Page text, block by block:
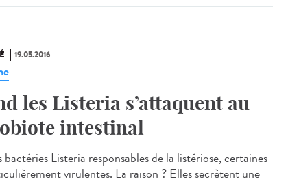
19.05.2016
les Listeria s’attaquent au
intestinal
bactéries Listeria responsables de la listériose, certaines
virulentes. La raison ? Elles secrètent une